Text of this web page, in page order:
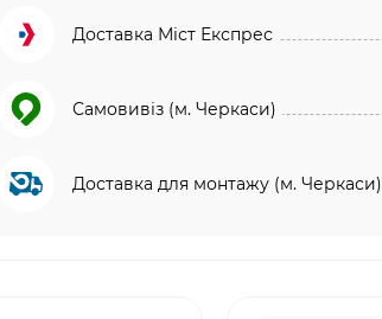
Доставка Міст Експрес
Самовивіз (м. Черкаси)
Доставка для монтажу (м. Черкаси)